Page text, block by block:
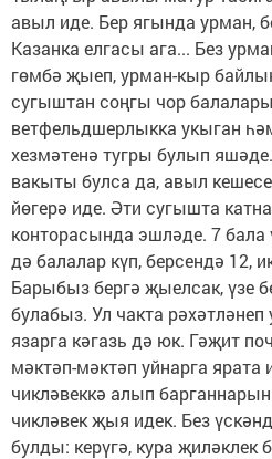
авыл иде. Бер ягында урман,
Казанка елгасы ага... Без
гөмбә җыеп, урман-кыр
сугыштан соңгы чор
ветфельдшерлыкка укыган
хезмәтенә тугры булып
вакыты булса да, авыл
йөгерә иде. Әти сугышта
конторасында эшләде. 7 бала
дә балалар күп, берсендә 12,
Барыбыз бергә җыелсак, үзе
булабыз. Ул чакта
язарга кәгазь дә юк. Гәҗит
мәктәп-мәктәп уйнарга ярата
чикләвеккә алып
чикләвек җыя идек. Без
булды: керүгә, кура